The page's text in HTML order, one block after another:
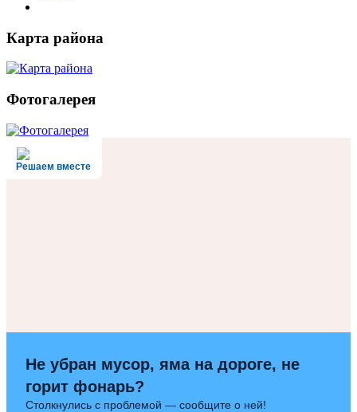
Карта района
Фотогалерея
Решаем вместе
Не убран мусор, яма на дороге, не
горит фонарь?
Столкнулись с проблемой — сообщите о ней!